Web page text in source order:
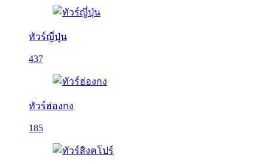
ทัวร์ญี่ปุ่น
437
ทัวร์ฮ่องกง
185